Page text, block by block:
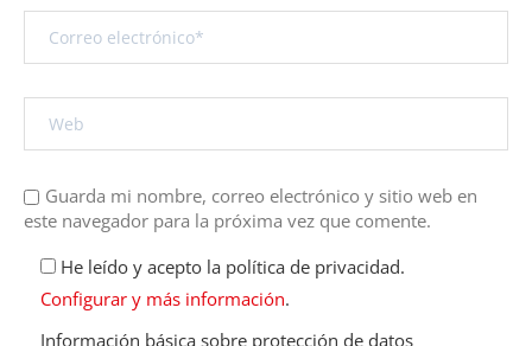
Guarda mi nombre, correo electrónico y sitio web en
este navegador para la próxima vez que comente.
He leído y acepto la política de privacidad.
Configurar y más información.
Información básica sobre protección de datos